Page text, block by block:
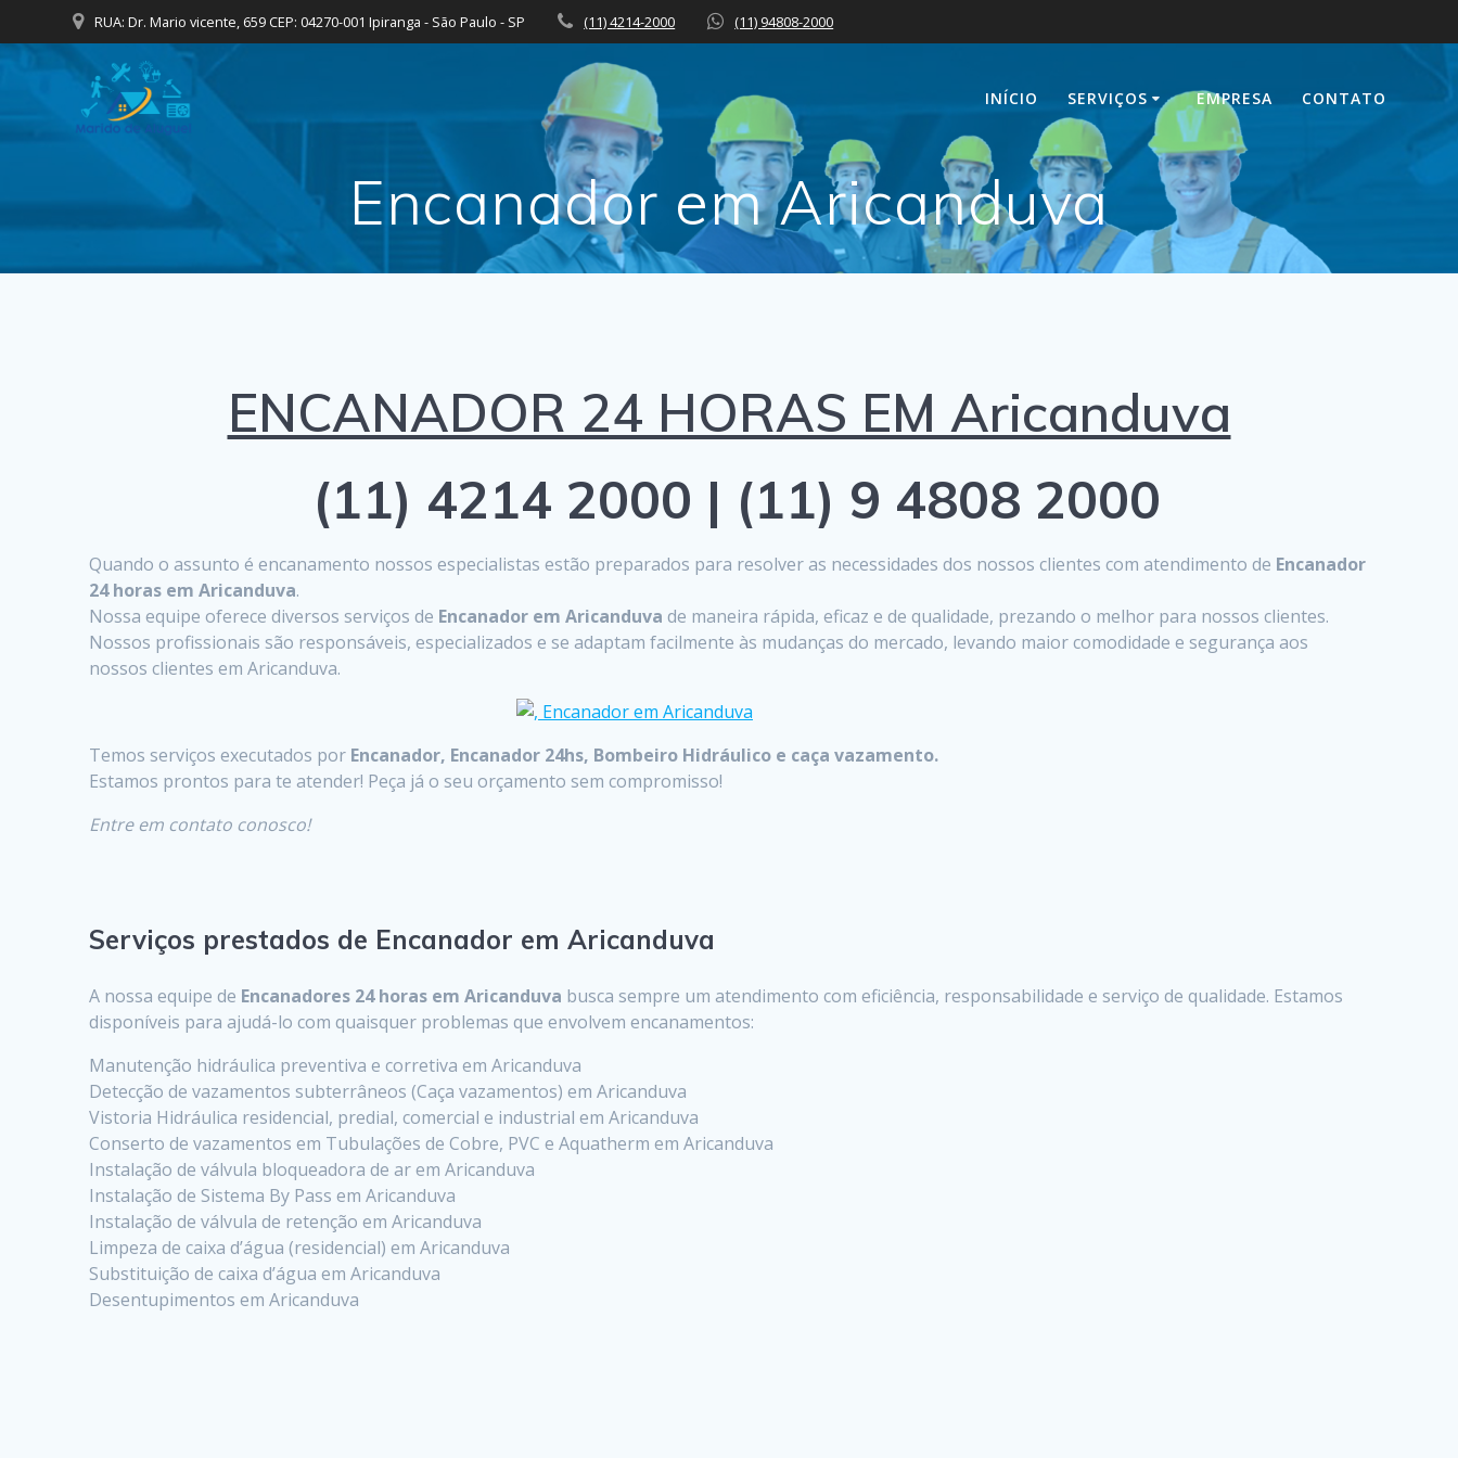
to
RUA: Dr. Mario vicente, 659 CEP: 04270-001 Ipiranga - São Paulo - SP (11) 4214-2000 (11) 94808-2000
INÍCIO SERVIÇOS EMPRESA CONTATO
Encanador em Aricanduva
ENCANADOR 24 HORAS EM Aricanduva
(11) 4214 2000 | (11) 9 4808 2000
Quando o assunto é encanamento nossos especialistas estão preparados para resolver as necessidades dos nossos clientes com atendimento de Encanador
24 horas em Aricanduva.
Nossa equipe oferece diversos serviços de Encanador em Aricanduva de maneira rápida, eficaz e de qualidade, prezando o melhor para nossos clientes.
Nossos profissionais são responsáveis, especializados e se adaptam facilmente às mudanças do mercado, levando maior comodidade e segurança aos
nossos clientes em Aricanduva.
Temos serviços executados por Encanador, Encanador 24hs, Bombeiro Hidráulico e caça vazamento.
Estamos prontos para te atender! Peça já o seu orçamento sem compromisso!
Entre em contato conosco!
Serviços prestados de Encanador em Aricanduva
A nossa equipe de Encanadores 24 horas em Aricanduva busca sempre um atendimento com eficiência, responsabilidade e serviço de qualidade. Estamos
disponíveis para ajudá-lo com quaisquer problemas que envolvem encanamentos:
Manutenção hidráulica preventiva e corretiva em Aricanduva
Detecção de vazamentos subterrâneos (Caça vazamentos) em Aricanduva
Vistoria Hidráulica residencial, predial, comercial e industrial em Aricanduva
Conserto de vazamentos em Tubulações de Cobre, PVC e Aquatherm em Aricanduva
Instalação de válvula bloqueadora de ar em Aricanduva
Instalação de Sistema By Pass em Aricanduva
Instalação de válvula de retenção em Aricanduva
Limpeza de caixa d’água (residencial) em Aricanduva
Substituição de caixa d’água em Aricanduva
Desentupimentos em Aricanduva